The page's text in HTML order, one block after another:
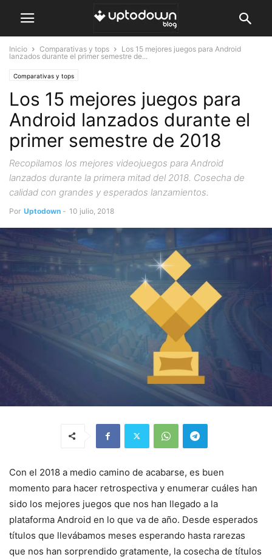
Inicio Comparativas y tops
Los 15 mejores juegos para Android
lanzados durante el primer semestre de...
Comparativas y tops
Los 15 mejores juegos para
Android lanzados durante el
primer semestre de 2018
Recopilamos los mejores videojuegos para Android
lanzados durante la primera mitad del 2018. Cosecha de
calidad con grandes y esperados lanzamientos.
Por Uptodown - 10 julio, 2018
Con el 2018 a medio camino de acabarse, es buen
momento para hacer retrospectiva y enumerar cuáles han
sido los mejores juegos que nos han llegado a la
plataforma Android en lo que va de año. Desde esperados
títulos que llevábamos meses esperando hasta rarezas
que nos han sorprendido gratamente, la cosecha de títulos